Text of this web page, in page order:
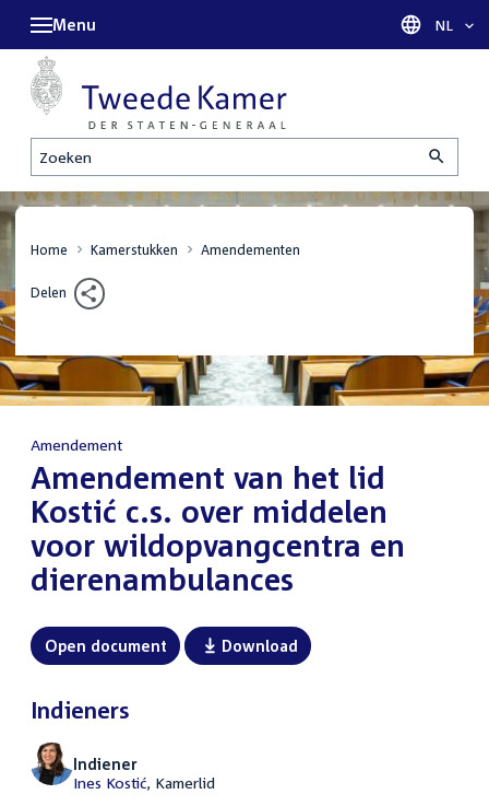
Zoeken
Menu Taal
NL
Home Kamerstukken Amendementen
Delen
Amendement
Amendement van het lid
Kostić c.s. over middelen
voor wildopvangcentra en
dierenambulances
Open document Download
Indieners
Indiener
Ines Kostić, Kamerlid